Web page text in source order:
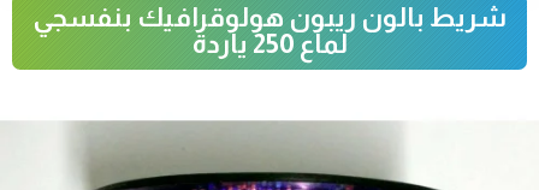
شريط بالون ريبون هولوقرافيك بنفسجي
لماع 250 ياردة